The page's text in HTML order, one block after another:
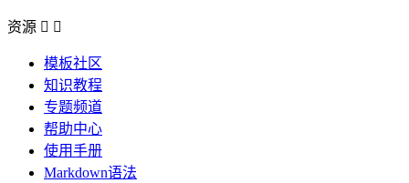
资源  
模板社区
知识教程
专题频道
帮助中心
使用手册
Markdown语法